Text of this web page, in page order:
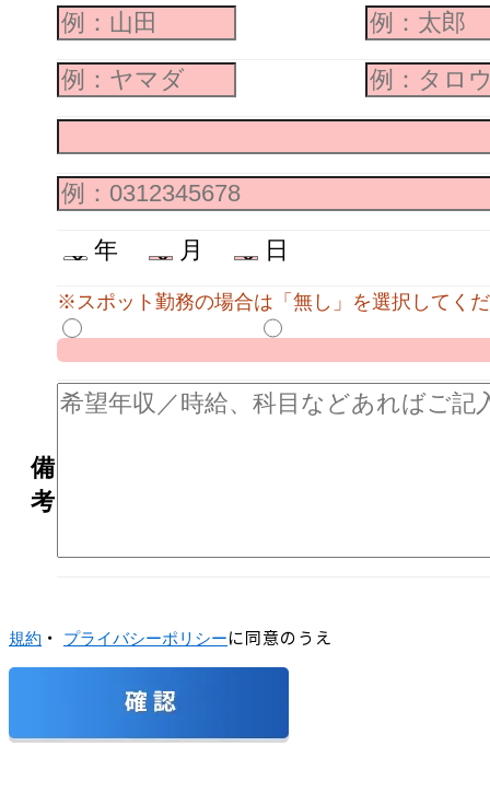
年 月 日
※スポット勤務の場合は「無し」を選択してく
備
考
規約 ・ プライバシーポリシーに同意のうえ